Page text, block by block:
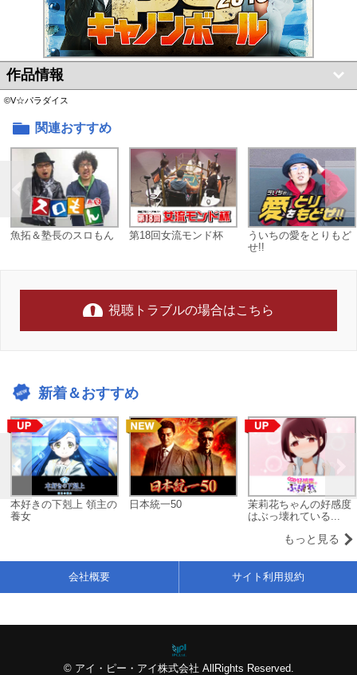
作品情報
©V☆パラダイス
関連おすすめ
魚拓＆塾長のスロもん 第18回女流モンド杯
ういちの愛をとりもど
せ!!
視聴トラブルの場合はこちら
新着＆おすすめ
本好きの下剋上 領主の
養女
日本統一50
茉莉花ちゃんの好感度
はぶっ壊れている...
もっと見る
© アイ・ピー・アイ株式会社 AllRights Reserved.
会社概要 サイト利用規約